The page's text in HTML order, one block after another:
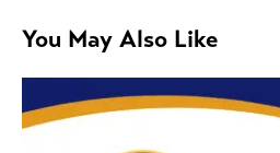
You May Also Like